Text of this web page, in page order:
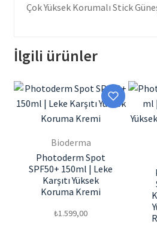
Çok Yüksek Korumalı Stick
İlgili ürünler
Bioderma
Photoderm Spot
SPF50+ 150ml | Leke
Karşıtı Yüksek
Koruma Kremi
₺1.599,00